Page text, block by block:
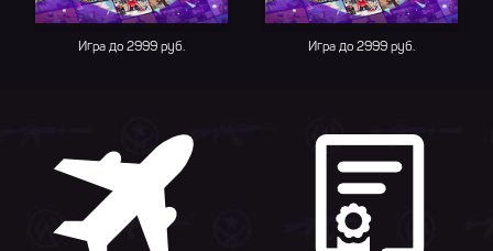
Игра до 2999 руб. Игра до 2999 руб.